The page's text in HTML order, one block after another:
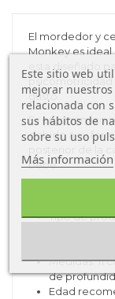
El mordedor y
Monkey es
esta diseñado
psicomotricidad
gusto.
Es ergonómico
debido a su
bebé.
Tipo de
Medidas: 11
de
Edad
Este sitio web
mejorar
relacionada con
sus hábitos de
sobre su uso
Más información